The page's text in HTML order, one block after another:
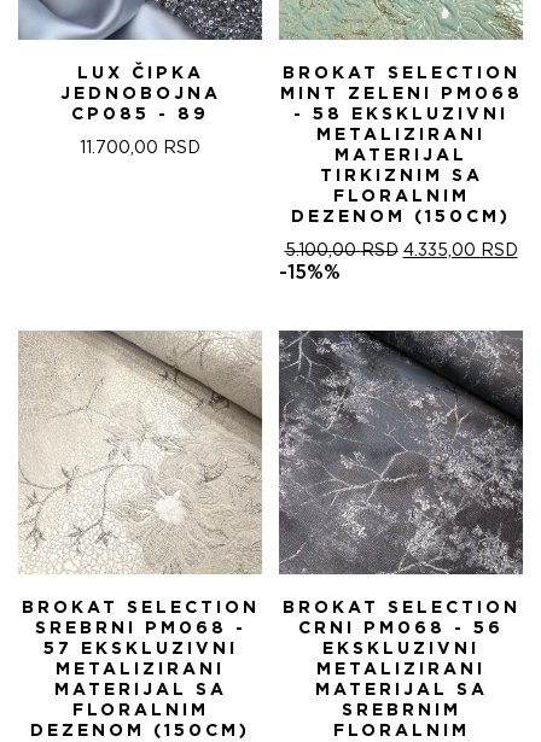
LUX ČIPKA
JEDNOBOJNA
CP085 - 89
11.700,00 RSD
BROKAT SELECTION
MINT ZELENI PM068
- 58 EKSKLUZIVNI
METALIZIRANI
MATERIJAL
TIRKIZNIM SA
FLORALNIM
DEZENOM (150CM)
5.100,00RSD ОРИГИНАЛНА
5.100,00 RSD.
4.335,00 RSD
-15%%
BROKAT SELECTION
SREBRNI PM068 -
57 EKSKLUZIVNI
METALIZIRANI
MATERIJAL SA
FLORALNIM
DEZENOM (150CM)
BROKAT SELECTION
CRNI PM068 - 56
EKSKLUZIVNI
METALIZIRANI
MATERIJAL SA
SREBRNIM
FLORALNIM